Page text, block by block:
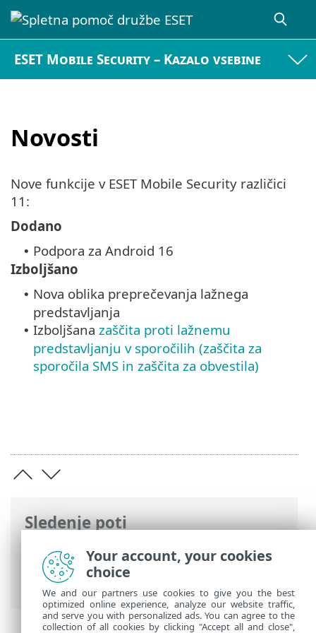
ESET Mobile Security – Kazalo vsebine
Novosti
Sledenje poti
Spletna pomoč družbe ESET>ESET
Mobile Security>
Uvod ESET Mobile
Security> Novosti
Nove funkcije v ESET Mobile Security različici
11:
Dodano
• Podpora za Android 16
Izboljšano
• Nova oblika preprečevanja lažnega
predstavljanja
• Izboljšana zaščita proti lažnemu
predstavljanju v sporočilih (zaščita za
sporočila SMS in zaščita za obvestila)
Your account, your cookies
choice
We and our partners use cookies to give you the best
optimized online experience, analyze our website traffic,
and serve you with personalized ads. You can agree to the
collection of all cookies by clicking "Accept all and close",